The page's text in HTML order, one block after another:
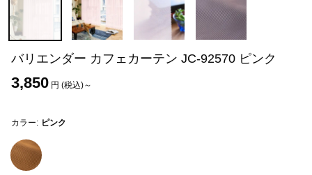
バリエンダー カフェカーテン JC-92570 ピンク
3,850 円 (税込)～
カラー: ピンク